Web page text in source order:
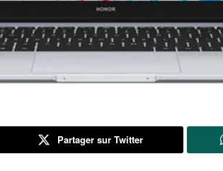
Partager sur Twitter